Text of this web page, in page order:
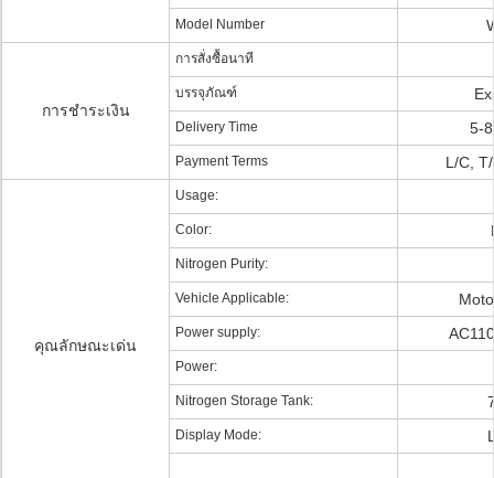
Model Number
การชำระเงิน
การสั่งซื้อนาที
บรรจุภัณฑ์
Delivery Time 5-
Payment Terms L/C,
คุณลักษณะเด่น
Usage:
Color:
Nitrogen Purity:
Vehicle Applicable:
Power supply:
Power:
Nitrogen Storage Tank:
Display Mode: